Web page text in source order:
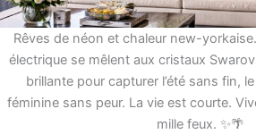
Rêves de néon et chaleur new-
électrique se mêlent aux cristaux
brillante pour capturer l’été sans fin,
féminine sans peur. La vie est courte.
mille feux. ✨🌴